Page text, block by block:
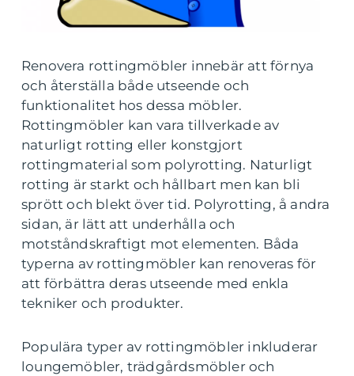
Renovera rottingmöbler innebär att förnya
och återställa både utseende och
funktionalitet hos dessa möbler.
Rottingmöbler kan vara tillverkade av
naturligt rotting eller konstgjort
rottingmaterial som polyrotting. Naturligt
rotting är starkt och hållbart men kan bli
sprött och blekt över tid. Polyrotting, å andra
sidan, är lätt att underhålla och
motståndskraftigt mot elementen. Båda
typerna av rottingmöbler kan renoveras för
att förbättra deras utseende med enkla
tekniker och produkter.
Populära typer av rottingmöbler inkluderar
loungemöbler, trädgårdsmöbler och